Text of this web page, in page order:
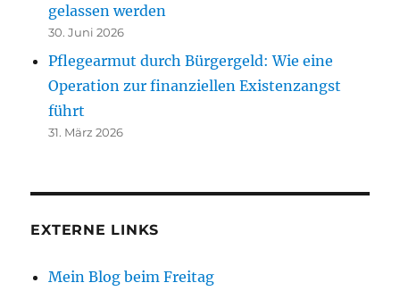
gelassen werden
30. Juni 2026
Pflegearmut durch Bürgergeld: Wie eine
Operation zur finanziellen Existenzangst
führt
31. März 2026
EXTERNE LINKS
Mein Blog beim Freitag